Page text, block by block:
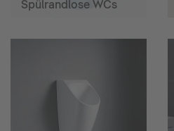
Spülrandlose WCs